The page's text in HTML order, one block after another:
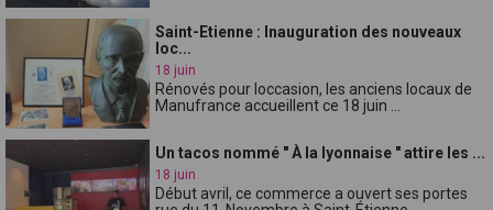
Saint-Etienne : Inauguration des nouveaux
loc...
18 juin
Rénovés pour loccasion, les anciens locaux de
Manufrance accueillent ce 18 juin ...
Un tacos nommé " À la lyonnaise " attire les ...
18 juin
Début avril, ce commerce a ouvert ses portes